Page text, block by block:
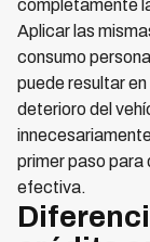
completamente
Aplicar las
consumo
puede resultar
deterioro del
primer paso
efectiva.